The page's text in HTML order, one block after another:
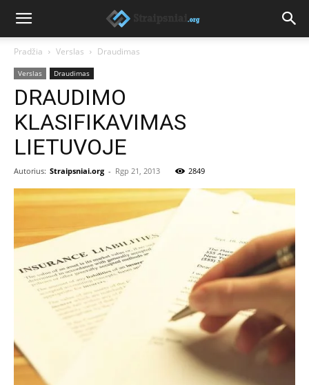
Pradžia Verslas Draudimas
Verslas Draudimas
DRAUDIMO
KLASIFIKAVIMAS
LIETUVOJE
Autorius: Straipsniai.org - Rgp 21, 2013 2849